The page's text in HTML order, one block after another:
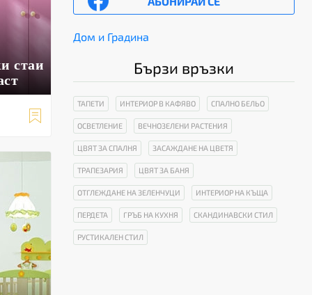
стаи

Дом и Градина
Бързи връзки
ТАПЕТИ ИНТЕРИОР В КАФЯВО СПАЛНО БЕЛЬО
ОСВЕТЛЕНИЕ ВЕЧНОЗЕЛЕНИ РАСТЕНИЯ
ЦВЯТ ЗА СПАЛНЯ ЗАСАЖДАНЕ НА ЦВЕТЯ
ТРАПЕЗАРИЯ ЦВЯТ ЗА БАНЯ
ОТГЛЕЖДАНЕ НА ЗЕЛЕНЧУЦИ ИНТЕРИОР НА КЪЩА
ПЕРДЕТА ГРЪБ НА КУХНЯ СКАНДИНАВСКИ СТИЛ
РУСТИКАЛЕН СТИЛ